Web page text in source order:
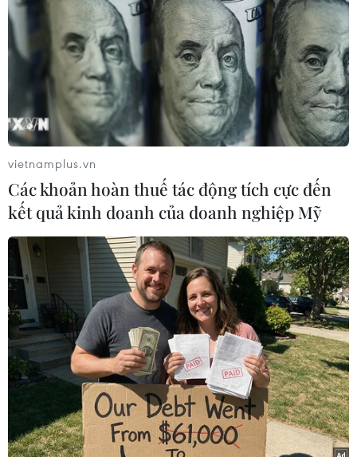
300 triệu đồng./.
(Vietnam+)
#Bòng chuyền nữ #VietinBank
#Cúp VTV Bình Điền
#Thông tin LienViet PostBank
#Ngôi vô địch
#Cầu thủ xuất sắc
#Cầu thủ
vietnamplus.vn
Các khoản hoàn thuế tác động tích cực đến
kết quả kinh doanh của doanh nghiệp Mỹ